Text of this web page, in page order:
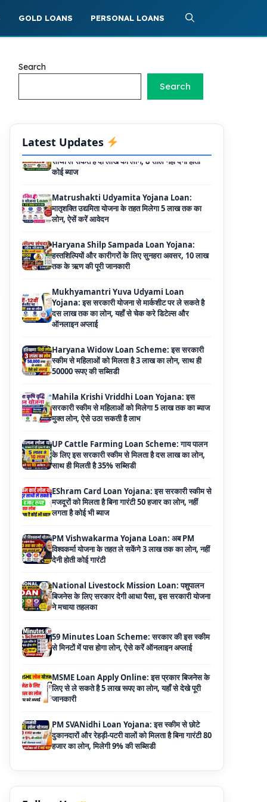
GOLD LOANS PERSONAL LOANS
Search
Search
Latest Updates
के लिए LIC से ले सकते है 8 लाख तक का लोन, मिलती है
लोन, कम ब्याज के साथ मिलती है 15% सब्सिडी
Labour House Construction Loan
साथी ले सकते है दो लाख का लोन, 8 साल नहीं देना होता
Matrushakti Udyamita Yojana Loan:
मातृशक्ति उद्यमिता योजना के तहत मिलेगा 5 लाख तक का
Haryana Shilp Sampada Loan Yojana:
हस्तशिल्पियों और कारीगरों के लिए सुनहरा अवसर, 10 लाख
Mukhyamantri Yuva Udyami Loan
Yojana: इस सरकारी योजना से मार्कशीट पर ले सकते है
ऑनलाइन अप्लाई
Haryana Widow Loan Scheme: इस सरकारी
स्कीम से महिलाओं को मिलता है 3 लाख का लोन, साथ ही
Mahila Krishi Vriddhi Loan Yojana: इस
सरकारी स्कीम से महिलाओं को मिलेगा 5 लाख तक का ब्याज
UP Cattle Farming Loan Scheme: गाय पालन
के लिए इस सरकारी स्कीम से मिलता है दस लाख का लोन,
EShram Card Loan Yojana: इस सरकारी स्कीम से
मजदूरों को मिलता है बिना गारंटी 50 हजार का लोन, नहीं
PM Vishwakarma Yojana Loan: अब PM
विश्वकर्मा योजना के तहत ले सकेंगे 3 लाख तक का लोन, नहीं
National Livestock Mission Loan: पशुपालन
बिजनेस के लिए सरकार देगी आधा पैसा, इस सरकारी योजना
59 Minutes Loan Scheme: सरकार की इस स्कीम
से मिनटों में पास होगा लोन, ऐसे करें ऑनलाइन अप्लाई
MSME Loan Apply Online: इस प्रकार बिजनेस के
लिए से ले सकते है 5 लाख रूपए का लोन, यहाँ से देखे पूरी
PM SVANidhi Loan Yojana: इस स्कीम से छोटे
दुकानदारों और रेहड़ी-पटरी वालों को मिलता है बिना गारंटी 80
Haryana Self Help Group Loan 2026: स्वयं
सहायता समूह महिलाओं को मिल रहा है ₹10 लाख तक का